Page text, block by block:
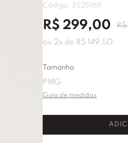
Código: 35251611
R$ 299,00 R$
ou 2x de R$ 149,50
Tamanho
PMG
Guia de medidas